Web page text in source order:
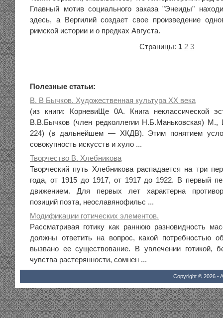
Главный мотив социального заказа "Энеиды"
здесь, а Вергилий создает свое произведение
римской истории и о предках Августа.
Страницы: 1 2 3
Полезные статьи:
В. В Бычков. Художественная культура XX века
(из книги: КорневиЩе 0А. Книга неклассической
В.В.Бычков (член редколлегии Н.Б.Маньковская)
224) (в дальнейшем — ХКДВ). Этим понятием
совокупность искусств и хуло ...
Творчество В. Хлебникова
Творческий путь Хлебникова распадается на три
года, от 1915 до 1917, от 1917 до 1922. В первый
движением. Для первых лет характерна
позиций поэта, неославянофильс ...
Модификации готических элементов.
Рассматривая готику как раннюю разновидность
должны ответить на вопрос, какой потребностью
вызвано ее существование. В увлечении готикой,
чувства растерянности, сомнен ...
Copyright © 2026 -